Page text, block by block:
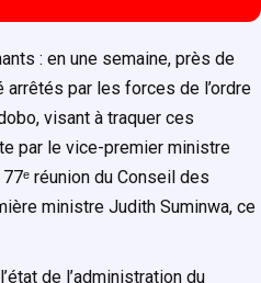
: en une semaine, près de
par les forces de l’ordre
visant à traquer ces
par le vice-premier ministre
réunion du Conseil des
ministre Judith Suminwa, ce
de l’administration du